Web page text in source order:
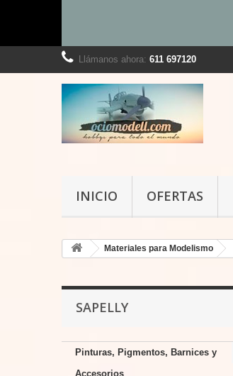
Llámanos ahora: 611 697120
INICIO OFERTAS
Materiales para Modelismo
SAPELLY
Pinturas, Pigmentos, Barnices y
Accesorios